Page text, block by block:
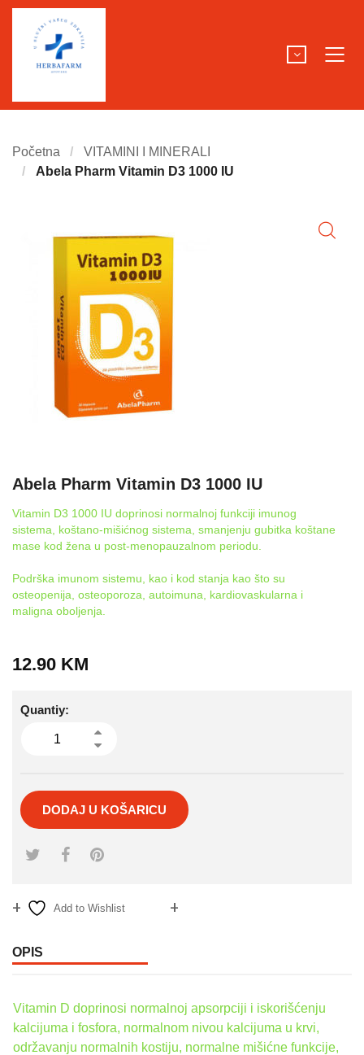
Početna
VITAMINI I MINERALI
Abela Pharm Vitamin D3 1000 IU
Abela Pharm Vitamin D3 1000 IU
Vitamin D3 1000 IU doprinosi normalnoj funkciji imunog
sistema, koštano-mišićnog sistema, smanjenju gubitka koštane
mase kod žena u post-menopauzalnom periodu.
Podrška imunom sistemu, kao i kod stanja kao što su
osteopenija, osteoporoza, autoimuna, kardiovaskularna i
maligna oboljenja.
12.90 KM
Quantiy:
DODAJ U KOŠARICU
Add to Wishlist
OPIS
Vitamin D doprinosi normalnoj apsorpciji i iskorišćenju
kalcijuma i fosfora, normalnom nivou kalcijuma u krvi,
održavanju normalnih kostiju, normalne mišićne funkcije,